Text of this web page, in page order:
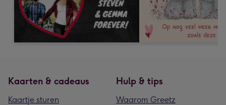
Kaarten & cadeaus
Kaartje sturen
Hulp & tips
Waarom Greetz